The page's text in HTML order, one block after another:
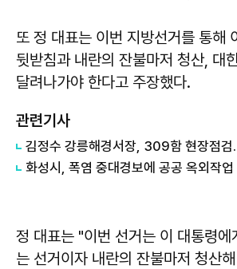
또 정 대표는 이번 지방선거를 통해
뒷받침과 내란의 잔불마저 청산, 대
달려나가야 한다고 주장했다.
관련기사
정 대표는 "이번 선거는 이 대통령에
는 선거이자 내란의 잔불마저 청산